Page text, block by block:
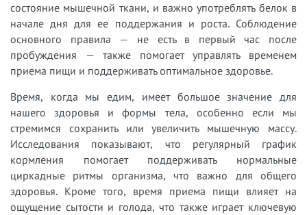
состояние мышечной ткани, и важно употреблять белок в
начале дня для ее поддержания и роста. Соблюдение
основного правила — не есть в первый час после
пробуждения — также помогает управлять временем
приема пищи и поддерживать оптимальное здоровье.
Время, когда мы едим, имеет большое значение для
нашего здоровья и формы тела, особенно если мы
стремимся сохранить или увеличить мышечную массу.
Исследования показывают, что регулярный график
кормления помогает поддерживать нормальные
циркадные ритмы организма, что важно для общего
здоровья. Кроме того, время приема пищи влияет на
ощущение сытости и голода, что также играет ключевую